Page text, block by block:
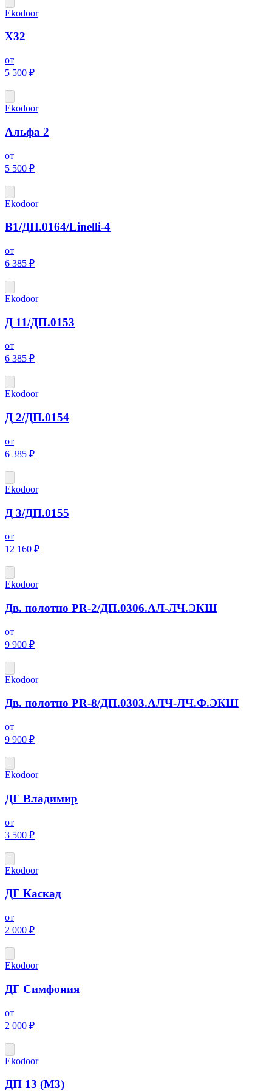
Ekodoor
X32
от
5 500 ₽
Ekodoor
Альфа 2
от
5 500 ₽
Ekodoor
В1/ДП.0164/Linelli-4
от
6 385 ₽
Ekodoor
Д 11/ДП.0153
от
6 385 ₽
Ekodoor
Д 2/ДП.0154
от
6 385 ₽
Ekodoor
Д 3/ДП.0155
от
12 160 ₽
Ekodoor
Дв. полотно PR-2/ДП.0306.АЛ-ЛЧ.ЭКШ
от
9 900 ₽
Ekodoor
Дв. полотно PR-8/ДП.0303.АЛЧ-ЛЧ.Ф.ЭКШ
от
9 900 ₽
Ekodoor
ДГ Владимир
от
3 500 ₽
Ekodoor
ДГ Каскад
от
2 000 ₽
Ekodoor
ДГ Симфония
от
2 000 ₽
Ekodoor
ДП 13 (М3)